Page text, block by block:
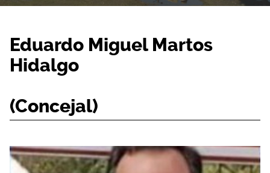
Eduardo Miguel Martos
Hidalgo
(Concejal)